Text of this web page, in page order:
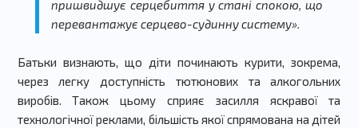
пришвидшує серцебиття у стані спокою, що
перевантажує серцево-судинну систему».
Батьки визнають, що діти починають курити, зокрема,
через легку доступність тютюнових та алкогольних
виробів. Також цьому сприяє засилля яскравої та
технологічної реклами, більшість якої спрямована на дітей